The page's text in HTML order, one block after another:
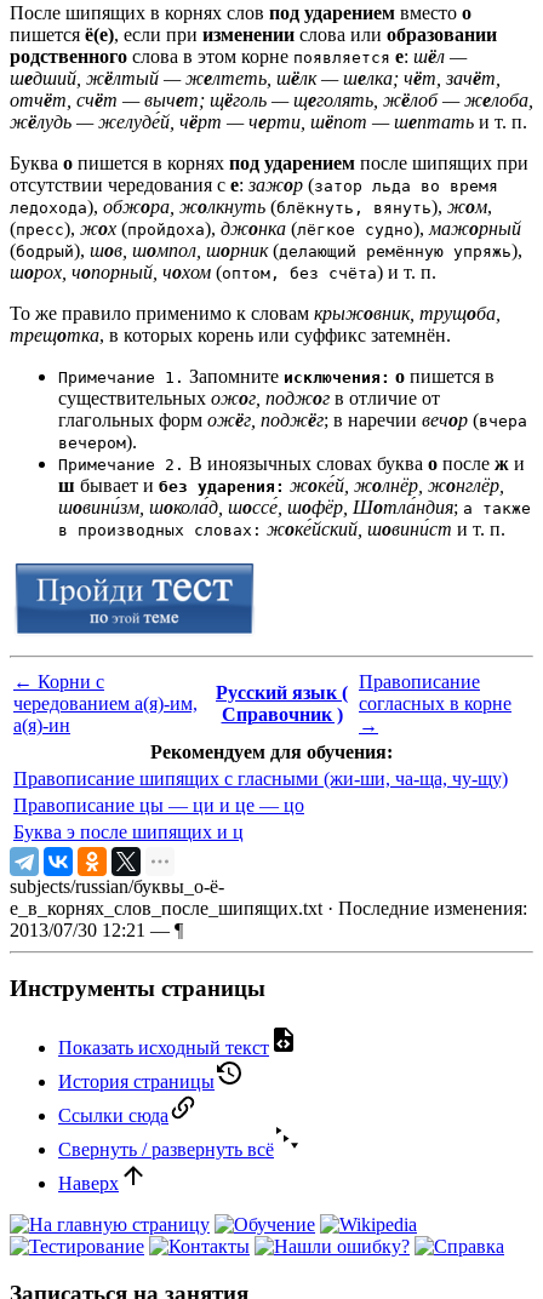
После шипящих в корнях слов под ударением вместо о
пишется ё(е), если при изменении слова или образовании
родственного слова в этом корне появляется е: шёл —
шедший, жёлтый — желтеть, шёлк — шелка; чёт, зачёт,
отчёт, счёт — вычет; щёголь — щеголять, жёлоб — желоба,
жёлудь — желуде́й, чёрт — черти, шёпот — шептать и т. п.
Буква о пишется в корнях под ударением после шипящих при
отсутствии чередования с е:зажор (затор льда во время
ледохода), обжора, жолкнуть (блёкнуть, вянуть), жом,
(пресс), жох (пройдоха), джонка (лёгкое судно), мажорный
(бодрый), шов, шомпол, шорник(делающий ремённую упряжь),
шорох, чопорный, чохом (оптом, без счёта) и т. п.
То же правило применимо к словам крыжовник, трущоба,
трещотка, в которых корень или суффикс затемнён.
Примечание 1. Запомните исключения: о пишется в
существительных ожог, поджог в отличие от
глагольных форм ожёг, поджёг; в наречии вечор (вчера
вечером).
Примечание 2. В иноязычных словах буква о после ж и
ш бывает и без ударения: жоке́й, жолнёр, жонглёр,
шовини́зм, шокола́д, шоссе́, шофёр, Шотла́ндия; а также
в производных словах: жоке́йский, шовини́ст и т. п.
← Корни с
чередованием а(я)-им,
а(я)-ин
Русский язык (
Справочник )
Правописание
согласных в корне
→
Рекомендуем для обучения:
Правописание шипящих с гласными (жи-ши, ча-ща, чу-щу)
Правописание цы — ци и це — цо
Буква э после шипящих и ц
subjects/russian/буквы_о-ё-
е_в_корнях_слов_после_шипящих.txt · Последние изменения:
2013/07/30 12:21 — ¶
Инструменты страницы
Показать исходный текст
История страницы
Ссылки сюда
Свернуть / развернуть всё
Наверх
Записаться на занятия